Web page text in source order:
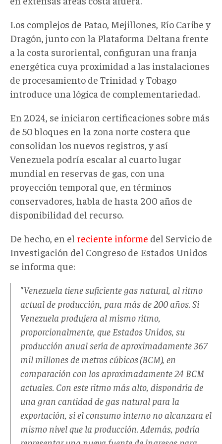
Los complejos de Patao, Mejillones, Río Caribe y
Dragón, junto con la Plataforma Deltana frente
a la costa suroriental, configuran una franja
energética cuya proximidad a las instalaciones
de procesamiento de Trinidad y Tobago
introduce una lógica de complementariedad.
En 2024, se iniciaron certificaciones sobre más
de 50 bloques en la zona norte costera que
consolidan los nuevos registros, y así
Venezuela podría escalar al cuarto lugar
mundial en reservas de gas, con una
proyección temporal que, en términos
conservadores, habla de hasta 200 años de
disponibilidad del recurso.
De hecho, en el reciente informe del Servicio de
Investigación del Congreso de Estados Unidos
se informa que:
"Venezuela tiene suficiente gas natural, al ritmo
actual de producción, para más de 200 años. Si
Venezuela produjera al mismo ritmo,
proporcionalmente, que Estados Unidos, su
producción anual sería de aproximadamente 367
mil millones de metros cúbicos (BCM), en
comparación con los aproximadamente 24 BCM
actuales. Con este ritmo más alto, dispondría de
una gran cantidad de gas natural para la
exportación, si el consumo interno no alcanzara el
mismo nivel que la producción. Además, podría